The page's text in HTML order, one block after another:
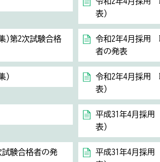
表）
)第2次試験合格
令和2年4月採用
者の発表
)
令和2年4月採用
表）
平成31年4月採
表）
験合格者の発
平成31年4月採